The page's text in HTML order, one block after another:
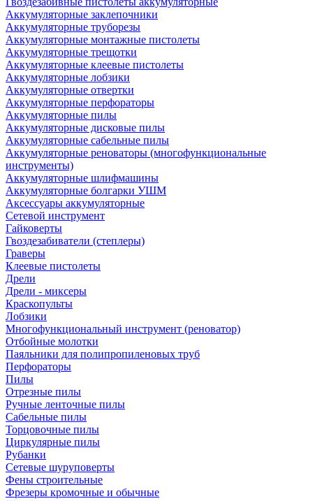
Аккумуляторные заклепочники
Аккумуляторные труборезы
Аккумуляторные монтажные пистолеты
Аккумуляторные трещотки
Аккумуляторные клеевые пистолеты
Аккумуляторные лобзики
Аккумуляторные отвертки
Аккумуляторные перфораторы
Аккумуляторные пилы
Аккумуляторные дисковые пилы
Аккумуляторные сабельные пилы
Аккумуляторные реноваторы (многофункциональные
инструменты)
Аккумуляторные шлифмашины
Аккумуляторные болгарки УШМ
Аксессуары аккумуляторные
Сетевой инструмент
Гайковерты
Гвоздезабиватели (степлеры)
Граверы
Клеевые пистолеты
Дрели
Дрели - миксеры
Краскопульты
Лобзики
Многофункциональный инструмент (реноватор)
Отбойные молотки
Паяльники для полипропиленовых труб
Перфораторы
Пилы
Отрезные пилы
Ручные ленточные пилы
Сабельные пилы
Торцовочные пилы
Циркулярные пилы
Рубанки
Сетевые шуруповерты
Фены строительные
Фрезеры кромочные и обычные